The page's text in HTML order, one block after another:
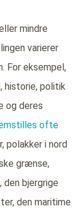
mindre
varierer
For eksempel,
historie, politik
og deres
ofte
polakker i nord
grænse,
den bjergrige
den maritime